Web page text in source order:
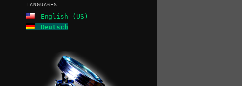
LANGUAGES
English (US)
Deutsch